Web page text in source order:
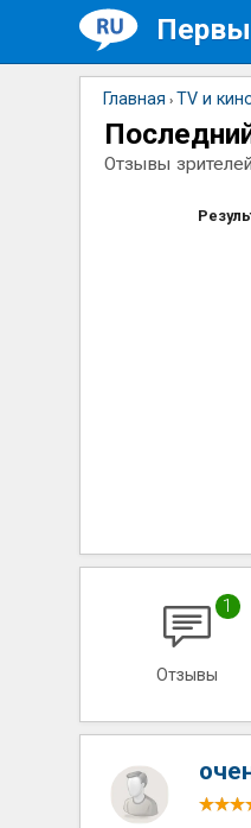
Главная › TV и
Отзывы зрителей
1
Отзывы